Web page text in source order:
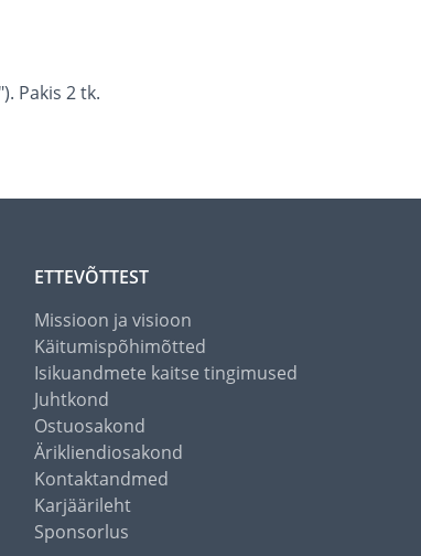
Pakis 2 tk.
ETTEVÕTTEST
Missioon ja visioon
Käitumispõhimõtted
Isikuandmete kaitse tingimused
Juhtkond
Ostuosakond
Ärikliendiosakond
Kontaktandmed
Karjäärileht
Sponsorlus